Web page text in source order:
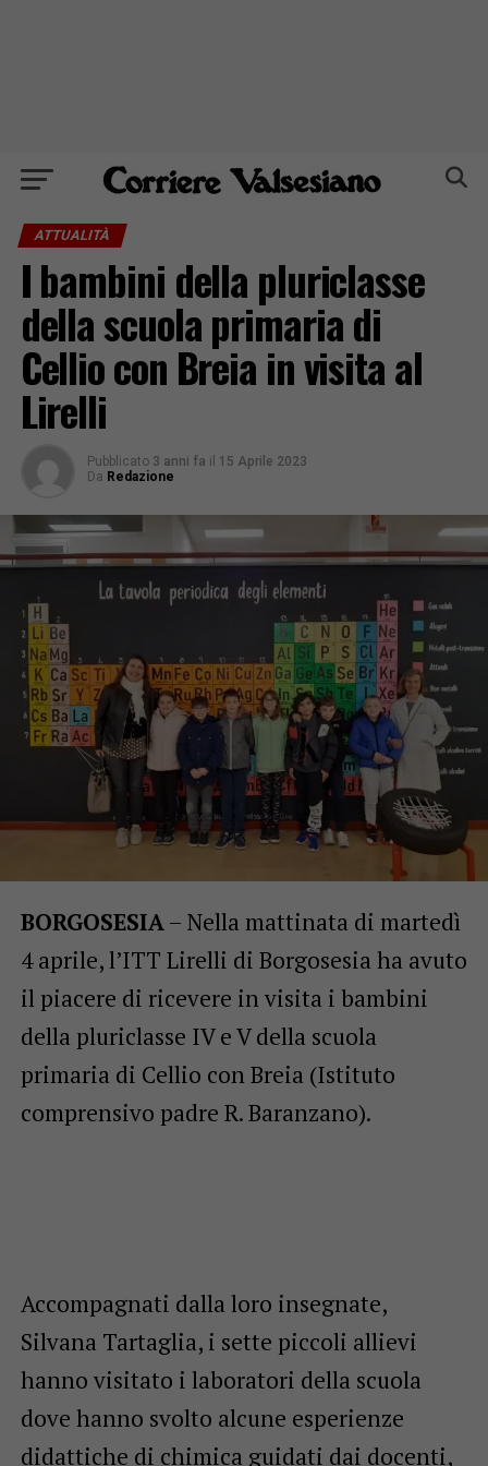
ATTUALITÀ
I bambini della pluriclasse
della scuola primaria di
Cellio con Breia in visita al
Lirelli
Pubblicato 3 anni fa il 15 Aprile 2023
Da Redazione
BORGOSESIA– Nella mattinata di martedì
4 aprile, l’ITT Lirelli di Borgosesia ha avuto
il piacere di ricevere in visita i bambini
della pluriclasse IV e V della scuola
primaria di Cellio con Breia (Istituto
comprensivo padre R. Baranzano).
Accompagnati dalla loro insegnate,
Silvana Tartaglia, i sette piccoli allievi
hanno visitato i laboratori della scuola
dove hanno svolto alcune esperienze
didattiche di chimica guidati dai docenti,